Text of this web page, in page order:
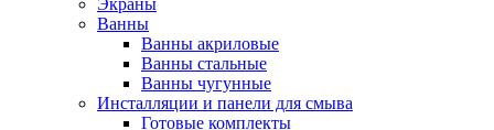
Ванны
Ванны акриловые
Ванны стальные
Ванны чугунные
Инсталляции и панели для смыва
Готовые комплекты